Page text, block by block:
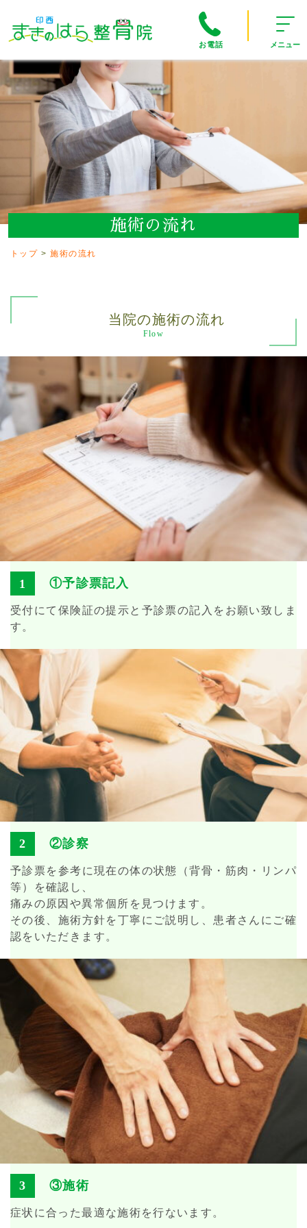
お電話 メニュー
施術の流れ
トップ 施術の流れ
当院の施術の流れ
Flow
①予診票記入
受付にて保険証の提示と予診票の記入をお願い致しま
す。
②診察
予診票を参考に現在の体の状態（背骨・筋肉・リンパ
等）を確認し、
痛みの原因や異常個所を見つけます。
その後、施術方針を丁寧にご説明し、患者さんにご確
認をいただきます。
③施術
症状に合った最適な施術を行ないます。